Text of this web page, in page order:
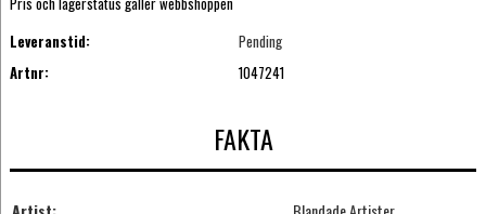
Leveranstid:
Pending
Artnr:
1047241
FAKTA